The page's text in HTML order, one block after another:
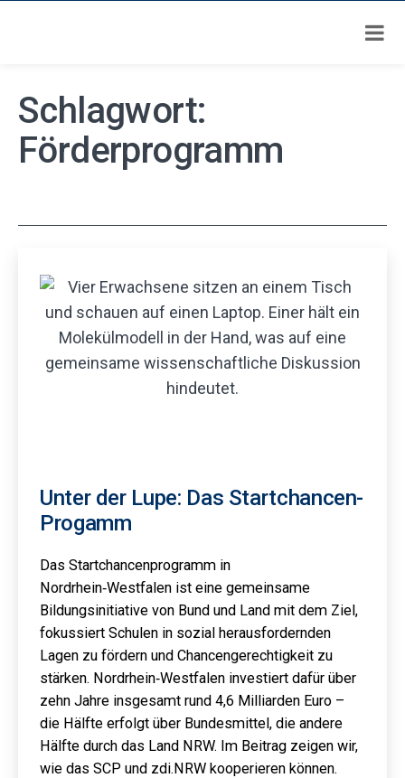
Inhalt
springen
Schlagwort:
Förderprogramm
Unter der Lupe: Das Startchancen-
Progamm
Das Startchancenprogramm in
Nordrhein‑Westfalen ist eine gemeinsame
Bildungsinitiative von Bund und Land mit dem Ziel,
fokussiert Schulen in sozial herausfordernden
Lagen zu fördern und Chancengerechtigkeit zu
stärken. Nordrhein‑Westfalen investiert dafür über
zehn Jahre insgesamt rund 4,6 Milliarden Euro –
die Hälfte erfolgt über Bundesmittel, die andere
Hälfte durch das Land NRW. Im Beitrag zeigen wir,
wie das SCP und zdi.NRW kooperieren können.